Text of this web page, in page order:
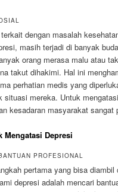
dengan masalah
masih terjadi di banyak
orang merasa malu atau
takut dihakimi. Hal ini
perhatian medis yang
situasi mereka. Untuk
kesadaran masyarakat sangat
Mengatasi Depresi
PROFESIONAL
pertama yang bisa diambil
depresi adalah mencari